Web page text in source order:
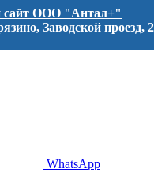
ООО "Антал+"
Заводской проезд, 2
WhatsApp